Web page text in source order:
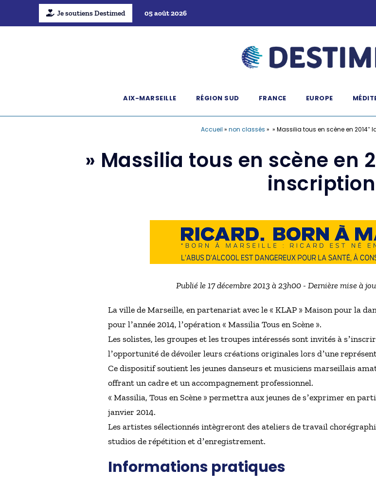
Je soutiens Destimed 05 août 2026
AIX-MARSEILLE RÉGION SUD FRANCE EUROPE
Accueil » non classés » » Massilia tous en scène en
» Massilia tous en scène en
Publié le 17 décembre 2013 à 23h00 - Dernière mise à
La ville de Marseille, en partenariat avec le « KLAP » Maison pour la
pour lʼannée 2014, lʼopération « Massilia Tous en Scène ».
Les solistes, les groupes et les troupes intéressés sont invités à
lʼopportunité de dévoiler leurs créations originales lors dʼune
Ce dispositif soutient les jeunes danseurs et musiciens marseillais
offrant un cadre et un accompagnement professionnel.
« Massilia, Tous en Scène » permettra aux jeunes de sʼexprimer en
janvier 2014.
Les artistes sélectionnés intègreront des ateliers de travail
studios de répétition et dʼenregistrement.
Informations pratiques